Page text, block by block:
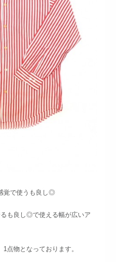
覚で使うも良し◎
も良し◎で使える幅が広いア
点物となっております。